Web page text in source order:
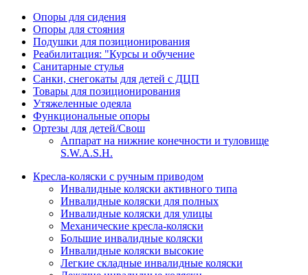
Опоры для сидения
Опоры для стояния
Подушки для позиционирования
Реабилитация: "Курсы и обучение
Санитарные стулья
Санки, снегокаты для детей с ДЦП
Товары для позиционирования
Утяжеленные одеяла
Функциональные опоры
Ортезы для детей/Свош
Аппарат на нижние конечности и туловище
S.W.A.S.H.
Кресла-коляски с ручным приводом
Инвалидные коляски активного типа
Инвалидные коляски для полных
Инвалидные коляски для улицы
Механические кресла-коляски
Большие инвалидные коляски
Инвалидные коляски высокие
Легкие складные инвалидные коляски